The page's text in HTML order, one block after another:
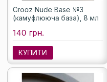
Crooz Nude Base №3
(камуфлююча база), 8 мл
140 грн.
КУПИТИ